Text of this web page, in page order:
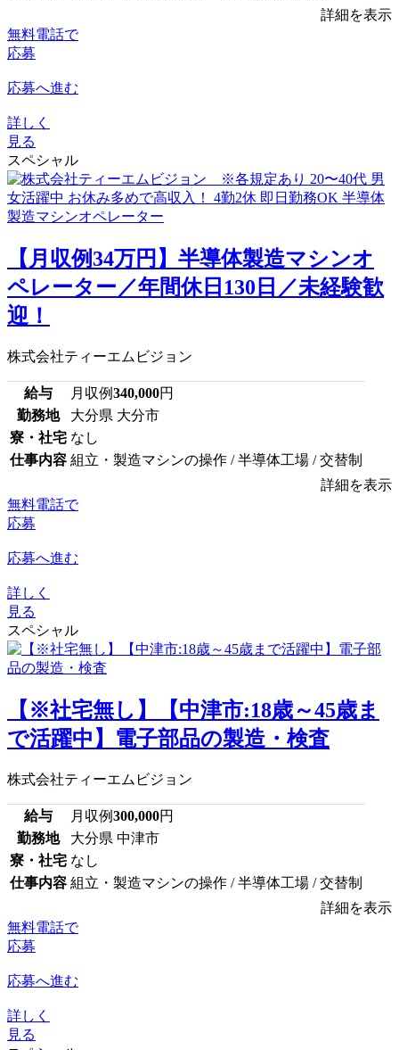
詳細を表示
無料電話で
応募
応募へ進む
詳しく
見る
スペシャル
【月収例34万円】半導体製造マシンオ
ペレーター／年間休日130日／未経験歓
迎！
株式会社ティーエムビジョン
給与 月収例340,000円
勤務地
大分県 大分市
寮・社宅 なし
仕事内容 組立・製造マシンの操作 / 半導体工場 / 交替制
詳細を表示
無料電話で
応募
応募へ進む
詳しく
見る
スペシャル
【※社宅無し】【中津市:18歳～45歳ま
で活躍中】電子部品の製造・検査
株式会社ティーエムビジョン
給与 月収例300,000円
勤務地
大分県 中津市
寮・社宅 なし
仕事内容 組立・製造マシンの操作 / 半導体工場 / 交替制
詳細を表示
無料電話で
応募
応募へ進む
詳しく
見る